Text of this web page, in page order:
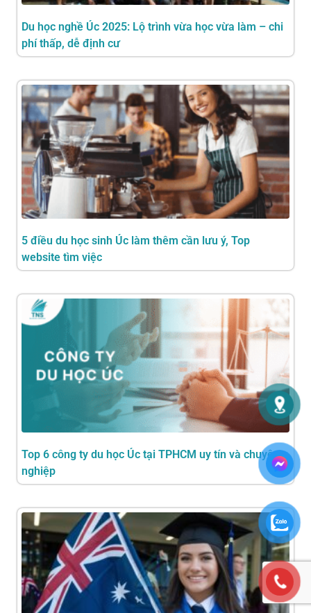
Du học nghề Úc 2025: Lộ trình vừa học vừa làm – chi
phí thấp, dễ định cư
5 điều du học sinh Úc làm thêm cần lưu ý, Top
website tìm việc
Top 6 công ty du học Úc tại TPHCM uy tín và chuyên
nghiệp